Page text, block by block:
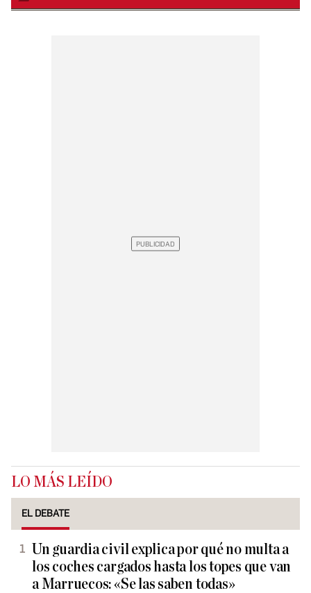
LO MÁS LEÍDO
EL DEBATE
Un guardia civil explica por qué no multa a
los coches cargados hasta los topes que van
a Marruecos: «Se las saben todas»